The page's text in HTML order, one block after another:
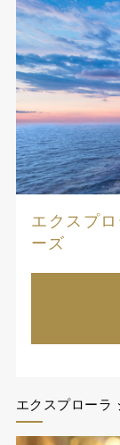
エクスプ
ーズ
エクスプローラ